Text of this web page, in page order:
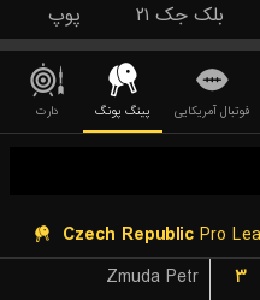
بلک جک ۲۱ پوپ
فوتبال آمریکایی پینگ پونگ دارت
Czech Republic Pro
Zmuda Petr
۳